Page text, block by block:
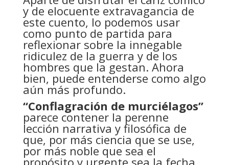
y de elocuente extravagancia de
este cuento, lo podemos usar
como punto de partida para
reflexionar sobre la innegable
ridiculez de la guerra y de los
hombres que la gestan. Ahora
bien, puede entenderse como algo
aún más profundo.
“Conflagración de murciélagos”
parece contener la perenne
lección narrativa y filosófica de
que, por más ciencia que se use,
por más noble que sea el
propósito y urgente sea la fecha